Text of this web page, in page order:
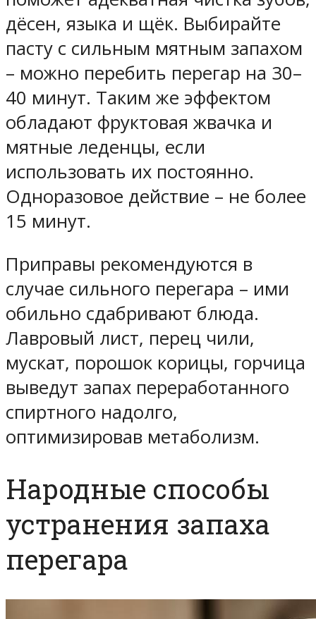
дёсен, языка и щёк. Выбирайте
пасту с сильным мятным запахом
– можно перебить перегар на 30–
40 минут. Таким же эффектом
обладают фруктовая жвачка и
мятные леденцы, если
использовать их постоянно.
Одноразовое действие – не более
15 минут.
Приправы рекомендуются в
случае сильного перегара – ими
обильно сдабривают блюда.
Лавровый лист, перец чили,
мускат, порошок корицы, горчица
выведут запах переработанного
спиртного надолго,
оптимизировав метаболизм.
Народные способы
устранения запаха
перегара